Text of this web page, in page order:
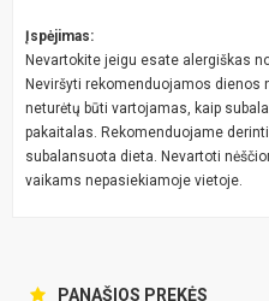
Įspėjimas:
Nevartokite jeigu esate alergiškas
Neviršyti rekomenduojamos dienos
neturėtų būti vartojamas, kaip
pakaitalas. Rekomenduojame
subalansuota dieta. Nevartoti
vaikams nepasiekiamoje vietoje.
PANAŠIOS PREKĖS